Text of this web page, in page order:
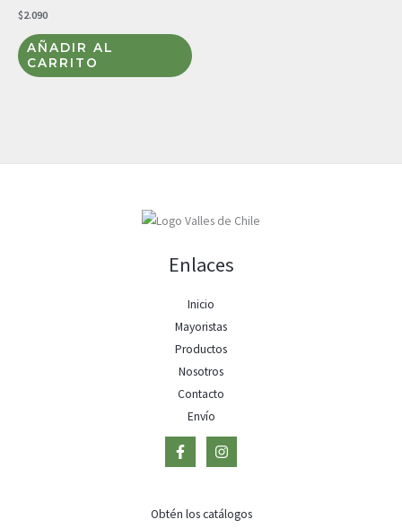
$2.090
AÑADIR AL
CARRITO
Enlaces
Inicio
Mayoristas
Productos
Nosotros
Contacto
Envío
Obtén los catálogos